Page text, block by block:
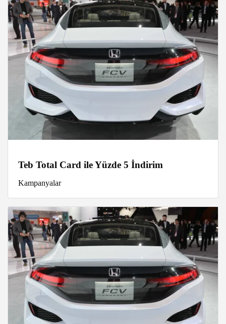
Teb Total Card ile Yüzde 5 İndirim
Kampanyalar